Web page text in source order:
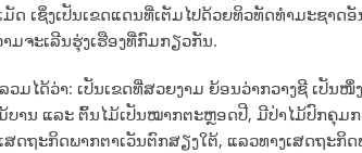
ມັດ ເຊິ່ງເປັນເຂດແດນທີ່ເຕັມໄປດ້ວຍທິວທັດທຳມະຊາ
ມຈະເລີນຮຸ່ງເຮືອງທີ່ກົມກຽວກັນ.
ວມໄດ້ວ່າ: ເປັນເຂດທີ່ສວຍງາມ ຍ້ອນວ່າກວາງຊີ ເປັ
ານ ແລະ ຕົ້ນໄມ້ເປັນໝາກຕະຫຼອດປີ, ມີປ່າໄມ້ປົກຄຸມກ
ດຖະກິດພາກຕາເວັນຕົກສຽງໃຕ້, ແລວທາງເສດຖະ